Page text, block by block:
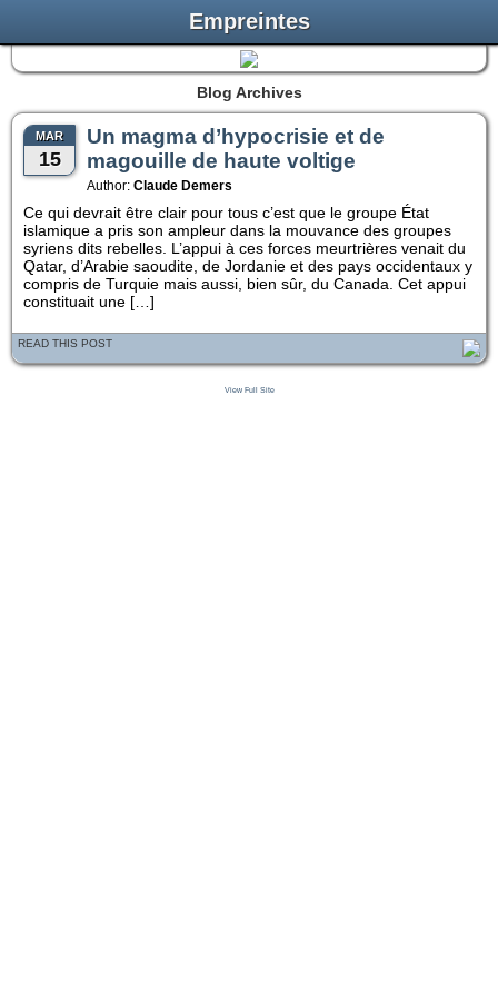
Empreintes
Blog Archives
MAR
15
Un magma d’hypocrisie et de
magouille de haute voltige
Author: Claude Demers
Ce qui devrait être clair pour tous c’est que le groupe État
islamique a pris son ampleur dans la mouvance des groupes
syriens dits rebelles. L’appui à ces forces meurtrières venait du
Qatar, d’Arabie saoudite, de Jordanie et des pays occidentaux y
compris de Turquie mais aussi, bien sûr, du Canada. Cet appui
constituait une […]
READ THIS POST
View Full Site